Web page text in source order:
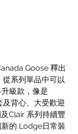
Goose 釋出
系列單品中可以
級款，像是
背心、大受歡迎
Clair 系列持續豐
的 Lodge日常裝